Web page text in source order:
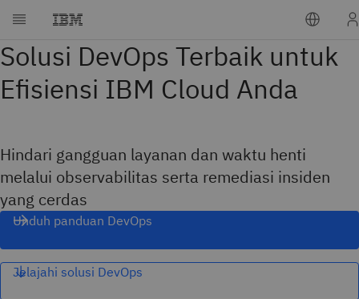
Solusi DevOps Terbaik untuk
Efisiensi IBM Cloud Anda
Hindari gangguan layanan dan waktu henti
melalui observabilitas serta remediasi insiden
yang cerdas
Unduh panduan DevOps
Jelajahi solusi DevOps